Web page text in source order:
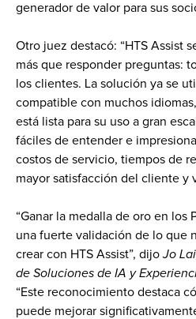
generador de valor para sus
Otro juez destacó: “HTS Assist
más que responder preguntas:
los clientes. La solución ya se
compatible con muchos
está lista para su uso a gran
fáciles de entender e
costos de servicio, tiempos de
mayor satisfacción del cliente y
“Ganar la medalla de oro en los
una fuerte validación de lo que
crear con HTS Assist”, dijo Jo
de Soluciones de IA y
“Este reconocimiento destaca
puede mejorar